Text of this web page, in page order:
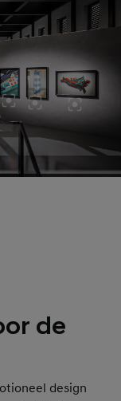
de
design